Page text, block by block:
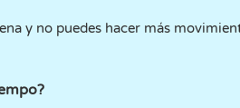
y no puedes hacer más